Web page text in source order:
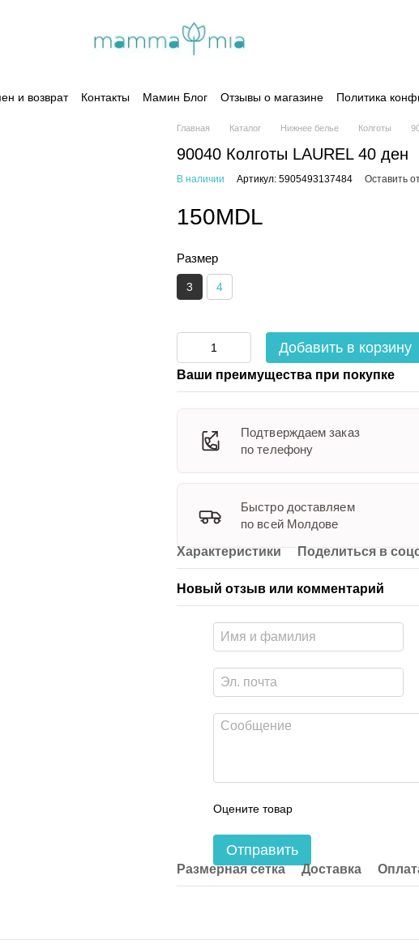
и возврат Контакты Мамин Блог Отзывы о магазине Политика
Главная Каталог Нижнее белье Колготы
90040 Колготы LAUREL 40 ден
В наличии Артикул: 5905493137484 Оставить
150MDL
Размер
3 4
Добавить в корзину
Ваши преимущества при покупке
Подтверждаем заказ
по телефону
Быстро доставляем
по всей Молдове
Характеристики
Поделиться в
Новый отзыв или комментарий
Оцените товар
Отправить
Размерная сетка Доставка